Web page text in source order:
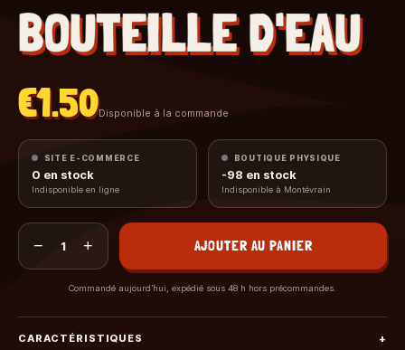
BOUTEILLE D'EAU
€1.50Disponible à la commande
SITE E-COMMERCE
0 en stock
Indisponible en ligne
BOUTIQUE PHYSIQUE
-98 en stock
Indisponible à Montévrain
− 1 + AJOUTER AU PANIER
Commandé aujourd’hui, expédié sous 48 h hors précommandes.
CARACTÉRISTIQUES +